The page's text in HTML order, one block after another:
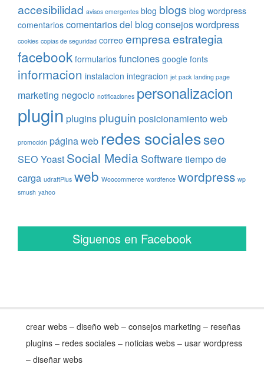
accesibilidad avisos emergentes blog blogs blog wordpress
comentarios comentarios del blog consejos wordpress
cookies copias de seguridad correo empresaestrategia
facebook formularios funciones google fonts
informacion instalacion integracion jet pack landing page
marketing negocio notificaciones personalizacion
plugin plugins pluguin posicionamiento web
promoción página web redes socialesseo
SEO Yoast Social Media Softwaretiempo de
carga udraftPlus web Woocommerce wordfence wordpress wp
smush yahoo
Siguenos en Facebook
crear webs – diseño web – consejos marketing – reseñas
plugins – redes sociales – noticias webs – usar wordpress
– diseñar webs